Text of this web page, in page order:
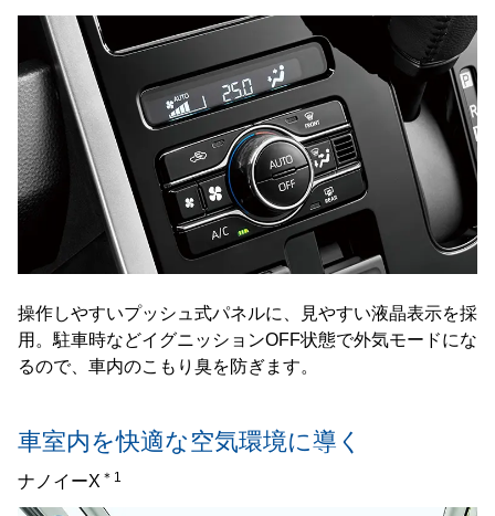
操作しやすいプッシュ式パネルに、見やすい液晶表示を採
用。駐車時などイグニッションOFF状態で外気モードにな
るので、車内のこもり臭を防ぎます。
車室内を快適な空気環境に導く
ナノイーX ＊1